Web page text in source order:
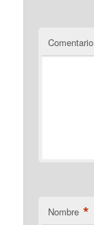
Comentario
Nombre *